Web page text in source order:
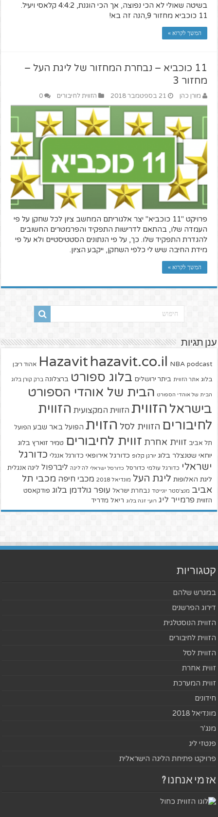
בשיטה שאולי לא הכי נפוצה, אך הכי הוגנת, 4:4:2 קלאסי ויעיל.
11 כוכביא מחזור 9,הנה זה בא!
המשך לקרוא »
11 כוכביא – נבחרת המחזור של ליגת העל –
מחזור 3
מורן כהן 21 בספטמבר 2018 הזווית לחיבורים 0
פרויקט "11 כוכביא" יצר אלגוריתם המחשב ציון לכל שחקן על פי
העמדה שלו, בהתאם לדרישות התפקיד והפרמטרים החשובים
להגדרת התפקיד שלו. כך, על פי הנתונים הסטטיסטיים ולא על פי
מידת החיבה שיש לי כלפי השחקן, ייקבע הציון.
המשך לקרוא »
ענן תגיות
Hazavit hazavit.co.il NBA podcast אהוד ריבן
בלוג אתר הזווית ביתר ירושלים בלוג ספורט ברצלונה ברק קורן בלוג
הבית של אוהדי הספורט הבית של אוהדי הספורט
בישראל הזווית הזווית המקצועית הזווית
לחיבורים הזווית לסל הזוית הפועל באר שבע הפועל
תל אביב זווית אחרת זווית לחיבורים טמיר זוארץ בלוג
יוחאי שטנצלר בלוג יורגן קלופ כדורגל אירופאי כדורגל אנגלי כדורגל
ישראלי כדורגל עולמי כדורסל כדורסל ישראלי לה ליגה ליברפול ליגה אנגלית
ליגת האלופות ליגת העל מונדיאל 2018 מכבי חיפה מכבי תל
אביב מנצ'סטר יונייטד נבחרת ישראל עופר גולדמן בלוג פודקאסט
הזווית פרמייר ליג רועי זגה בלוג ריאל מדריד
קטגוריות
במגרש שלהם
דירוג הפרשנים
הזווית הנוסטלגית
הזווית לחיבורים
הזווית לסל
זווית אחרת
זווית המערכת
חידונים
מונדיאל 2018
מנג'ר
פנטזי ליג
פרויקט פתיחת הליגה הישראלית
אז מי אנחנו ?